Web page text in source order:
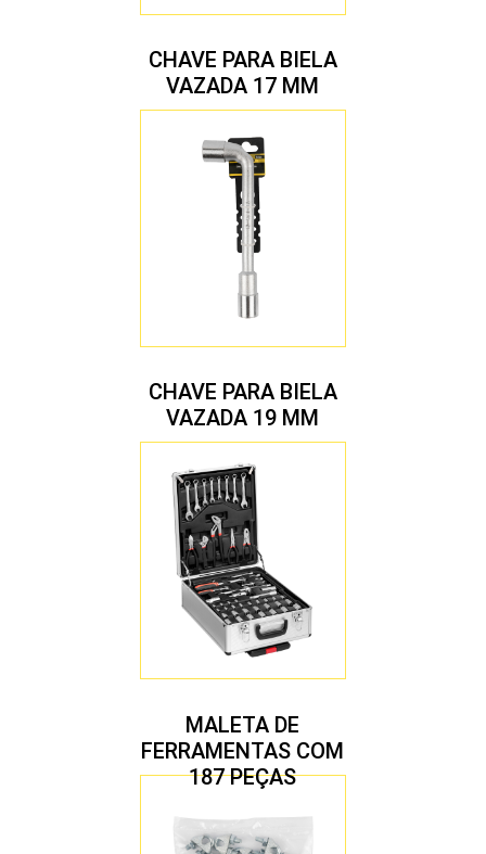
CHAVE PARA BIELA
VAZADA 17 MM
CHAVE PARA BIELA
VAZADA 19 MM
MALETA DE
FERRAMENTAS COM
187 PEÇAS